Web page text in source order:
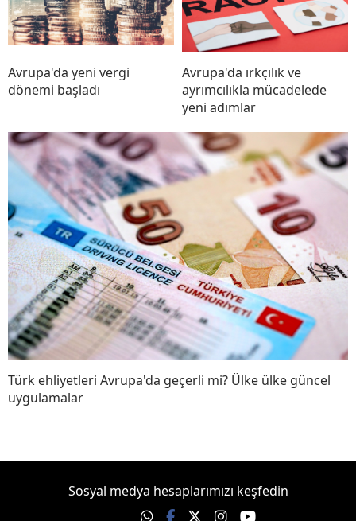
Avrupa'da yeni vergi
dönemi başladı
Avrupa'da ırkçılık ve
ayrımcılıkla mücadelede
yeni adımlar
Türk ehliyetleri Avrupa'da geçerli mi? Ülke ülke güncel
uygulamalar
Sosyal medya hesaplarımızı keşfedin